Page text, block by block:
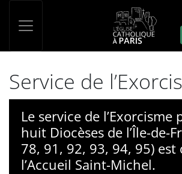
Service de
Le service de l’Exorcisme
huit Diocèses de l’Île-de-
78, 91, 92, 93, 94, 95) est
l’Accueil Saint-Michel.
Panneau de gestion des cookies